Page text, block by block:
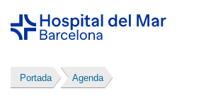
Portada Agenda